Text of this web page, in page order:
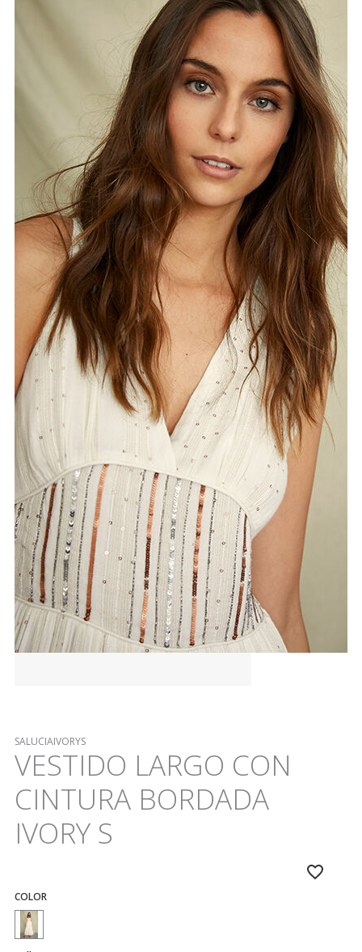
SALUCIAIVORYS
VESTIDO LARGO CON
CINTURA BORDADA
IVORY S
COLOR